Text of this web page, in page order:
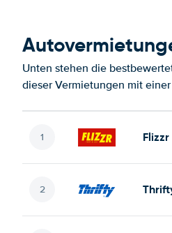
Unten stehen die
dieser Vermietungen mit
Flizzr